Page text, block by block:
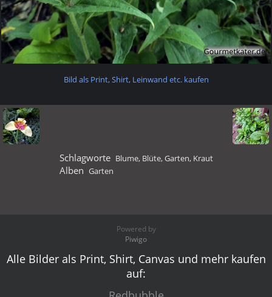
Bild als Print, Shirt, Leinwand etc. kaufen
Schlagworte Blume, Blüte,Garten, Kraut
Alben Garten
Powered by
Piwigo
Alle Bilder als Print, Shirt, Canvas und mehr kaufen
auf: